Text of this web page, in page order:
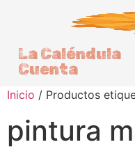
La Caléndula
Cuenta
Inicio / Productos
pintura